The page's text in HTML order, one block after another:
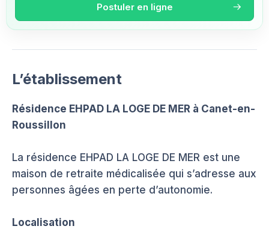
Postuler en ligne
L’établissement
Résidence EHPAD LA LOGE DE MER à Canet-en-
Roussillon
La résidence EHPAD LA LOGE DE MER est une
maison de retraite médicalisée qui s’adresse aux
personnes âgées en perte d’autonomie.
Localisation